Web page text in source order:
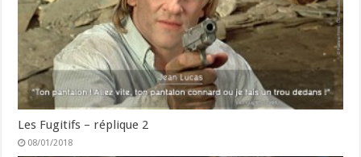
Les Fugitifs – réplique 2
08/01/2018